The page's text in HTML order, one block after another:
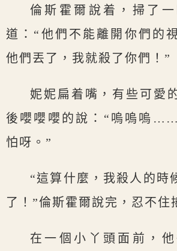
倫斯霍爾說着，掃了
道：“他們不能離開你們的
他們丟了，我就殺了你們！”
妮妮扁着嘴，有些可愛
後嚶嚶嚶的說：“嗚嗚嗚
怕呀。”
“這算什麼，我殺人的時
了！”倫斯霍爾說完，忍不住
在一個小丫頭面前，